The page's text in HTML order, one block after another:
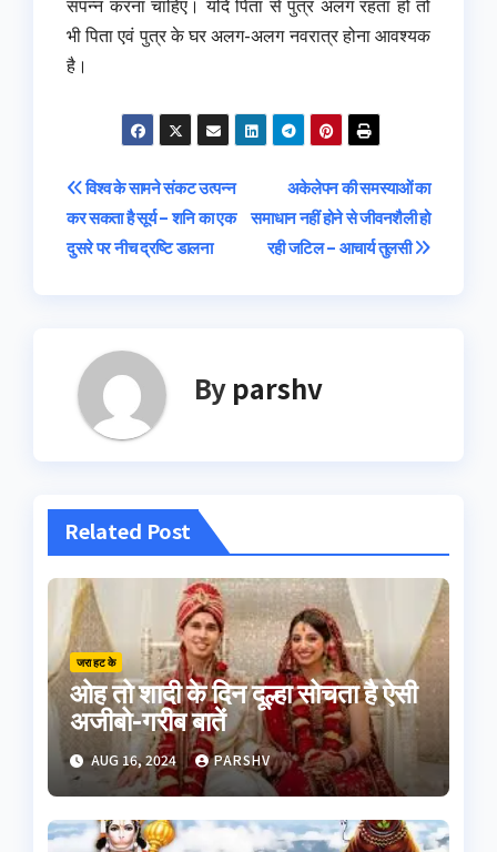
भी पिता एवं पुत्र के घर अलग-अलग नवरात्र होना आवश्यक
है।
Post
navigation
अकेलेपन की समस्याओं का
समाधान नहीं होने से जीवनशैली हो
रही जटिल – आचार्य तुलसी
विश्व के सामने संकट उत्पन्न
कर सकता है सूर्य – शनि का एक
दुसरे पर नीच द्रष्टि डालना
By parshv
Related Post
जरा हट के
ओह तो शादी के दिन दूल्हा सोचता है ऐसी
अजीबो-गरीब बातें
AUG 16, 2024 PARSHV